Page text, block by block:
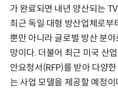
가 완료되면 내년 양산되는
최근 독일 대형 방산업체로부
뿐만 아니라 글로벌 방산 분
망이다. 더불어 최근 미국 산
안요청서(RFP)를 받아 다양
는 사업 모델을 제공할 예정이